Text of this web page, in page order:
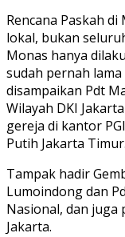
Rencana Paskah
lokal, bukan
Monas hanya
sudah pernah
disampaikan Pdt
Wilayah DKI
gereja di kantor
Putih Jakarta Timur.
Tampak hadir
Lumoindong dan
Nasional, dan juga
Jakarta.